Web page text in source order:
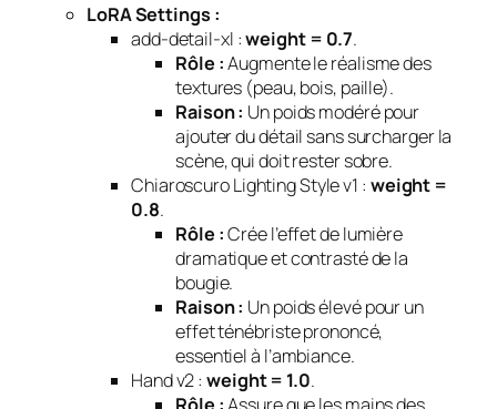
LoRA Settings :
add-detail-xl :weight = 0.7.
Rôle :Augmente le réalisme des
textures (peau, bois, paille).
Raison : Un poids modéré pour
ajouter du détail sans surcharger la
scène, qui doit rester sobre.
Chiaroscuro Lighting Style v1 : weight =
0.8.
Rôle :Crée l’effet de lumière
dramatique et contrasté de la
bougie.
Raison : Un poids élevé pour un
effet ténébriste prononcé,
essentiel à l’ambiance.
Hand v2 : weight = 1.0.